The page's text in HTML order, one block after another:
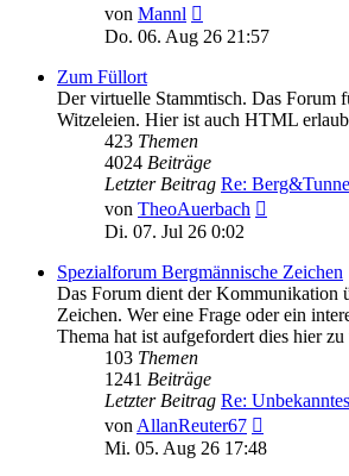
von Mannl
Beitrag
Do. 06. Aug 26 21:57
Zum Füllort
Der virtuelle Stammtisch. Das Forum
Witzeleien. Hier ist auch HTML
423 Themen
4024 Beiträge
Letzter Beitrag Re:
von TheoAuerbach
Di. 07. Jul 26 0:02
Spezialforum Bergmännische Zeichen
Das Forum dient der Kommunikation
Zeichen. Wer eine Frage oder ein
Thema hat ist aufgefordert dies hier
103 Themen
1241 Beiträge
Letzter Beitrag Re:
von AllanReuter67
Beitrag
Mi. 05. Aug 26 17:48